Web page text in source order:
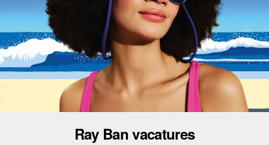
Ray Ban vacatures